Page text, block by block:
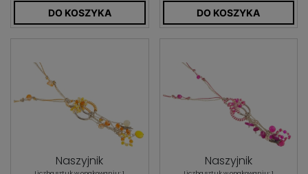
DO KOSZYKA DO KOSZYKA
Naszyjnik Naszyjnik